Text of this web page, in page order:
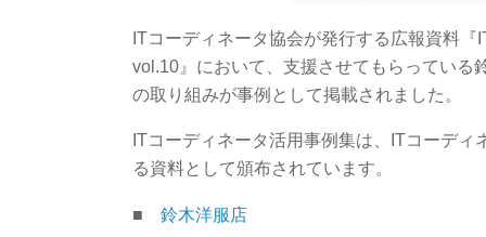
ITコーディネータ協会が発行する広報資料
vol.10』において、支援させてもらっている
の取り組みが事例として掲載されました。
ITコーディネータ活用事例集は、ITコーディ
る資料として頒布されています。
■ 鈴木洋服店